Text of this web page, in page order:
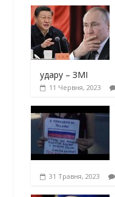
yдарy – ЗМІ
11 Червня, 2023
31 Травня, 2023